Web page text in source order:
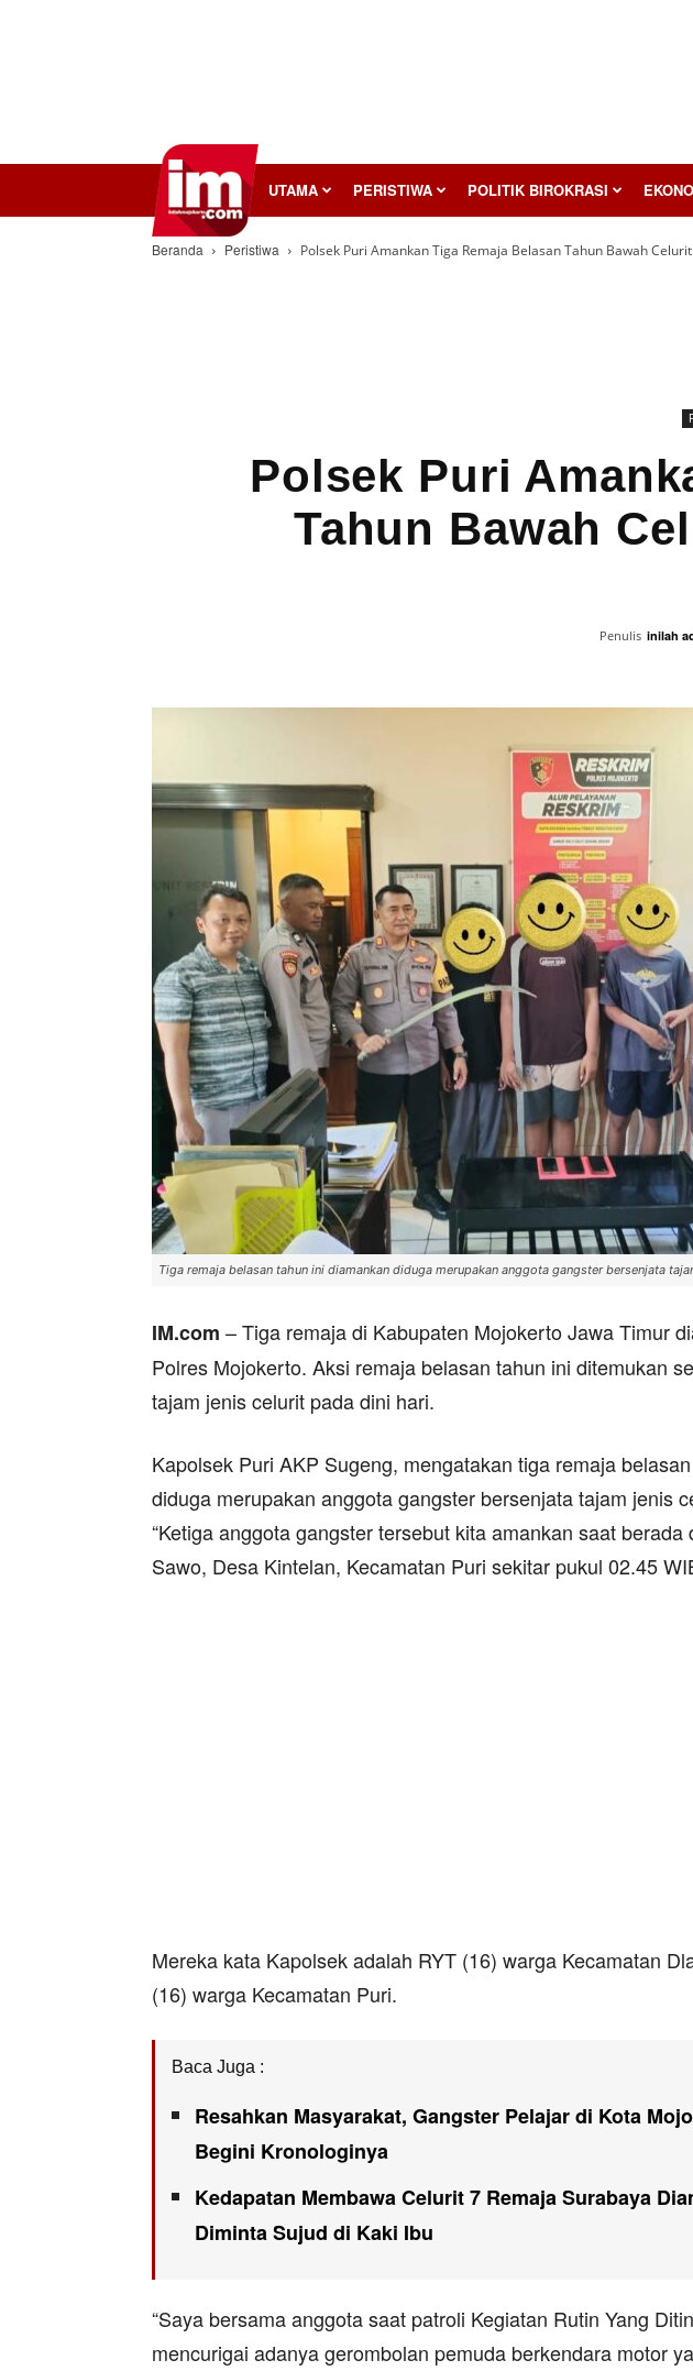
InilahMojokerto UTAMA PERISTIWA POLITIK BIROKRASI
Beranda Peristiwa Polsek Puri Amankan Tiga Remaja Belasan Tahun Bawah
Polsek Puri
Tahun Bawah
Penulis inilah
Tiga remaja belasan tahun ini diamankan diduga merupakan anggota gangster bersenjata
IM.com – Tiga remaja di Kabupaten Mojokerto Jawa Timur
Polres Mojokerto. Aksi remaja belasan tahun ini ditemukan
tajam jenis celurit pada dini hari.
Kapolsek Puri AKP Sugeng, mengatakan tiga remaja
diduga merupakan anggota gangster bersenjata tajam jenis
“Ketiga anggota gangster tersebut kita amankan saat
Sawo, Desa Kintelan, Kecamatan Puri sekitar pukul 02.45
Mereka kata Kapolsek adalah RYT (16) warga Kecamatan
(16) warga Kecamatan Puri.
Baca Juga :
Resahkan Masyarakat, Gangster Pelajar di Kota
Begini Kronologinya
Kedapatan Membawa Celurit 7 Remaja Surabaya
Diminta Sujud di Kaki Ibu
“Saya bersama anggota saat patroli Kegiatan Rutin Yang
mencurigai adanya gerombolan pemuda berkendara motor